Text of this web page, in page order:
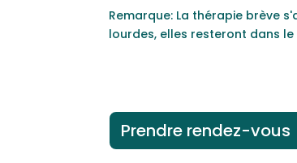
Remarque: La thérapie brève
lourdes, elles resteront dans
Prendre rendez-vous